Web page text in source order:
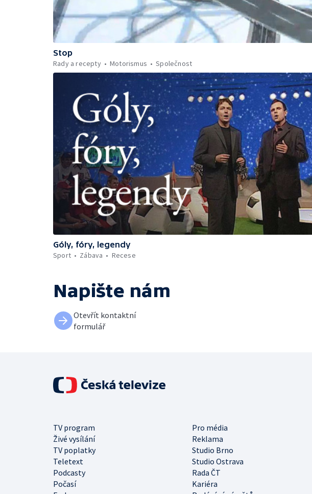
Stop
Rady a recepty
Motorismus Společnost
Góly, fóry, legendy
Sport
Zábava Recese
Napište nám
Otevřít kontaktní
formulář
TV program
Pro média
Živé vysílání
Reklama
TV poplatky
Studio Brno
Teletext
Studio Ostrava
Podcasty
Rada ČT
Počasí
Kariéra